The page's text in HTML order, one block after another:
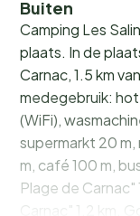
Buiten
Camping Les
plaats. In de
Carnac, 1.5 km
medegebruik:
(WiFi),
supermarkt 20
m, café 100 m,
Plage de Carnac"
Carnac" 1.2 km.